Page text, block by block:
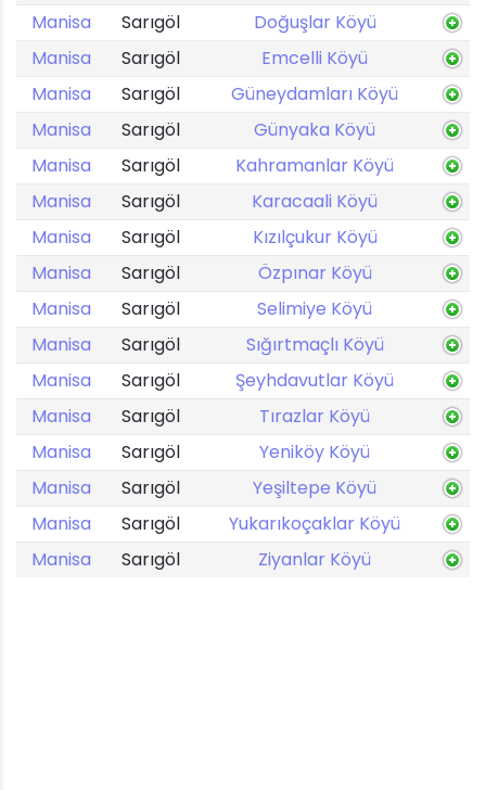
Manisa
Sarıgöl
Doğuşlar Köyü
Manisa
Sarıgöl
Emcelli Köyü
Manisa
Sarıgöl
Güneydamları Köyü
Manisa
Sarıgöl
Günyaka Köyü
Manisa
Sarıgöl
Kahramanlar Köyü
Manisa
Sarıgöl
Karacaali Köyü
Manisa
Sarıgöl
Kızılçukur Köyü
Manisa
Sarıgöl
Özpınar Köyü
Manisa
Sarıgöl
Selimiye Köyü
Manisa
Sarıgöl
Sığırtmaçlı Köyü
Manisa
Sarıgöl
Şeyhdavutlar Köyü
Manisa
Sarıgöl
Tırazlar Köyü
Manisa
Sarıgöl
Yeniköy Köyü
Manisa
Sarıgöl
Yeşiltepe Köyü
Manisa
Sarıgöl
Yukarıkoçaklar Köyü
Manisa
Sarıgöl Ziyanlar Köyü